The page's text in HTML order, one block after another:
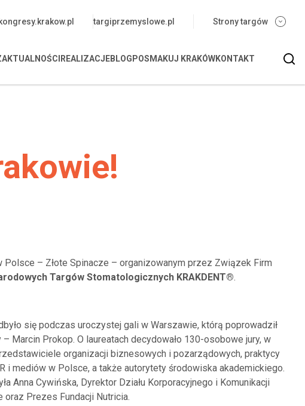
targiprzemyslowe.pl Strony targów
AKTUALNOŚCI REALIZACJEBLOG POSMAKUJ KRAKÓWKONTAKT
– Złote Spinacze – organizowanym przez Związek Firm
Targów Stomatologicznych KRAKDENT®.
się podczas uroczystej gali w Warszawie, którą poprowadził
Marcin Prokop. O laureatach decydowało 130-osobowe jury, w
organizacji biznesowych i pozarządowych, praktycy
i mediów w Polsce, a także autorytety środowiska akademickiego.
Anna Cywińska, Dyrektor Działu Korporacyjnego i Komunikacji
oraz Prezes Fundacji Nutricia.